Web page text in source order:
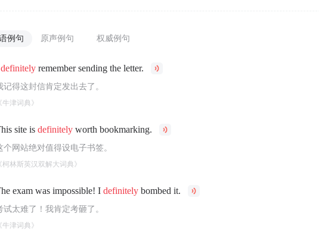
例句 原声例句 权威例句
definitely remember sending the letter.
记得这封信肯定发出去了。
《牛津词典》
site isdefinitely worth bookmarking.
个网站绝对值得设电子书签。
《柯林斯英汉双解大词典》
exam was impossible! Idefinitely bombed it.
试太难了！我肯定考砸了。
《牛津词典》